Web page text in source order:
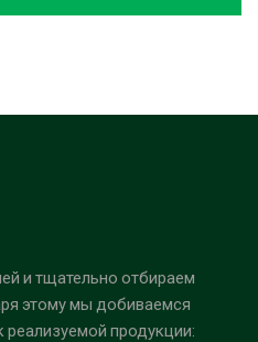
и тщательно отбираем
этому мы добиваемся
реализуемой продукции: